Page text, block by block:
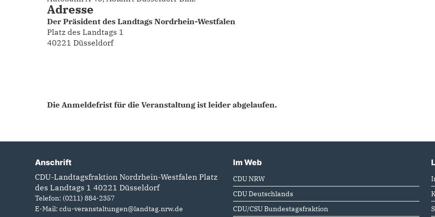
Adresse
Der Präsident des Landtags Nordrhein-Westfalen
Platz des Landtags 1
40221 Düsseldorf
Die Anmeldefrist für die Veranstaltung ist leider abgelaufen.
Anschrift
CDU-Landtagsfraktion Nordrhein-Westfalen Platz
des Landtags 1 40221 Düsseldorf
Telefon: (0211) 884-2357
E-Mail: cdu-veranstaltungen@landtag.nrw.de
Im Web
CDU NRW
CDU Deutschlands
CDU/CSU Bundestagsfraktion